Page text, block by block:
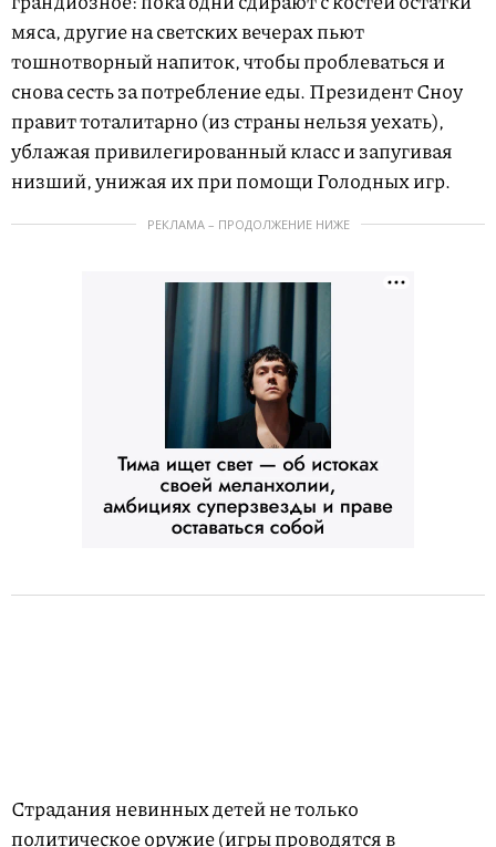
мяса, другие на светских вечерах пьют
тошнотворный напиток, чтобы проблеваться и
снова сесть за потребление еды. Президент Сноу
правит тоталитарно (из страны нельзя уехать),
ублажая привилегированный класс и запугивая
низший, унижая их при помощи Голодных игр.
РЕКЛАМА – ПРОДОЛЖЕНИЕ НИЖЕ
Страдания невинных детей не только
политическое оружие (игры проводятся в